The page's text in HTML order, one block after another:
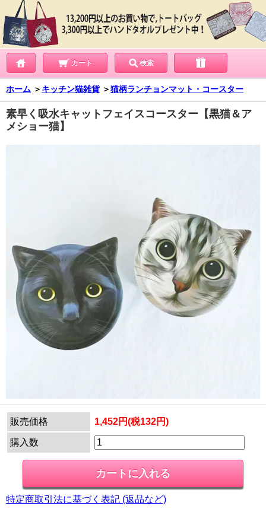
カート 検索
ホーム ＞ キッチン猫雑貨 ＞猫柄ランチョンマット・コースター
素早く吸水キャットフェイスコースター【黒猫＆ア
メショー猫】
販売価格 1,452円(税132円)
購入数
特定商取引法に基づく表記 (返品など)